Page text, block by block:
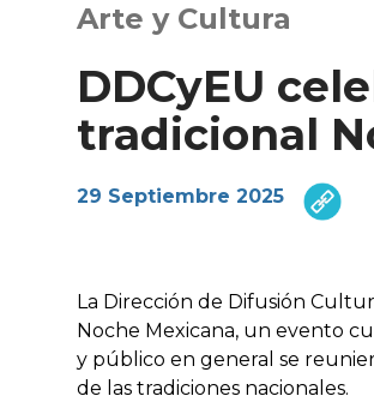
Arte y Cultura
DDCyEU
tradicional
29 Septiembre 2025
La Dirección de Difusión
Noche Mexicana, un evento
y público en general se
de las tradiciones nacionales.